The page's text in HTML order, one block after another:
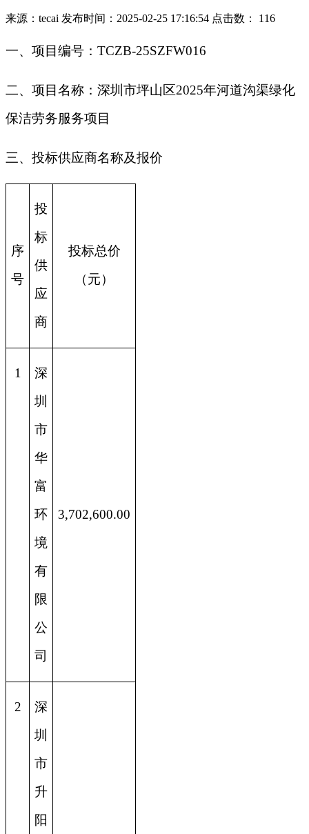
来源：tecai 发布时间：2025-02-25 17:16:54 点击数： 116
一、项目编号：TCZB-25SZFW016
二、项目名称：深圳市坪山区2025年河道沟渠绿化
保洁劳务服务项目
三、投标供应商名称及报价
序
号
投
标
供
应
商
投标总价
（元）
1
深
圳
市
华
富
环
境
有
限
公
司
3,702,600.00
2
深
圳
市
升
阳